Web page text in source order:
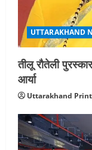
UTTARAKHAND
तीलू रौतेली
आर्या
Uttarakhand